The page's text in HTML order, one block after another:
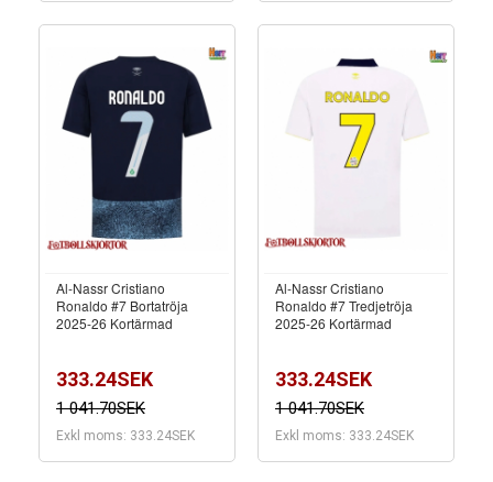
Al-Nassr Cristiano
Ronaldo #7 Bortatröja
2025-26 Kortärmad
333.24SEK
1 041.70SEK
Exkl moms: 333.24SEK
Al-Nassr Cristiano
Ronaldo #7 Tredjetröja
2025-26 Kortärmad
333.24SEK
1 041.70SEK
Exkl moms: 333.24SEK